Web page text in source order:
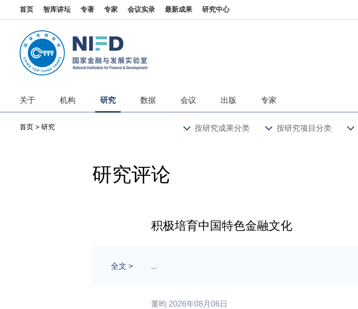
首页 智库讲坛 专著 专家 会议实录 最新成果 研究中心
关于 机构 研究 数据 会议 出版 专家
首页 > 研究 按研究成果分类 按研究项目分类
研究评论
积极培育中国特色金融文化
全文 > ...
董昀 2026年08月06日